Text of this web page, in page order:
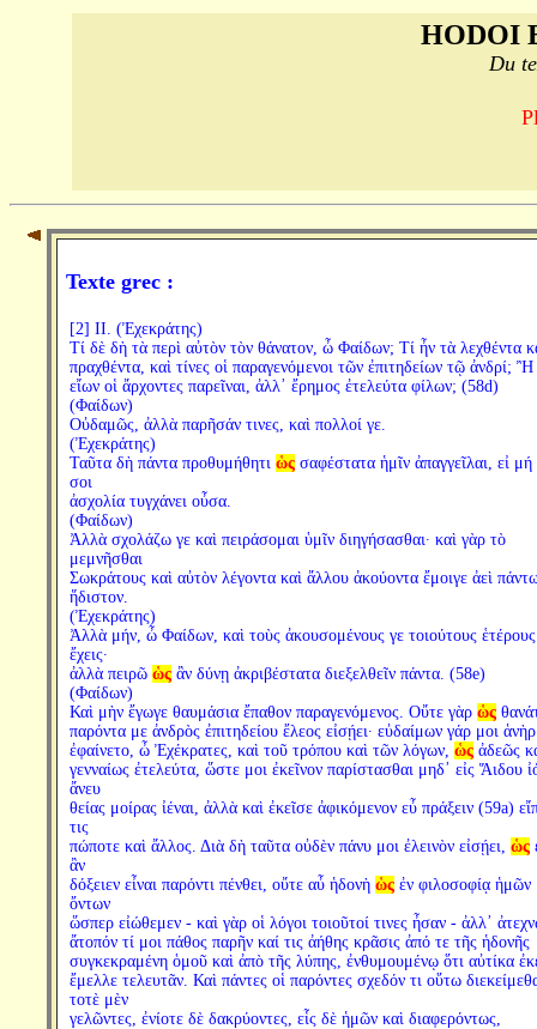
HODOI
Du
Texte grec :
[2] II. (Ἐχεκράτης)
Τί δὲ δὴ τὰ περὶ αὐτὸν τὸν θάνατον, ὦ Φαίδων; Τί ἦν τὰ λεχθέντα
πραχθέντα, καὶ τίνες οἱ παραγενόμενοι τῶν ἐπιτηδείων τῷ ἀνδρί;
εἴων οἱ ἄρχοντες παρεῖναι, ἀλλ᾽ ἔρημος ἐτελεύτα φίλων; (58d)
(Φαίδων)
Οὐδαμῶς, ἀλλὰ παρῆσάν τινες, καὶ πολλοί γε.
(Ἐχεκράτης)
Ταῦτα δὴ πάντα προθυμήθητι ὡςσαφέστατα ἡμῖν ἀπαγγεῖλαι, εἰ μή
σοι
ἀσχολία τυγχάνει οὖσα.
(Φαίδων)
Ἀλλὰ σχολάζω γε καὶ πειράσομαι ὑμῖν διηγήσασθαι· καὶ γὰρ τὸ
μεμνῆσθαι
Σωκράτους καὶ αὐτὸν λέγοντα καὶ ἄλλου ἀκούοντα ἔμοιγε ἀεὶ
ἥδιστον.
(Ἐχεκράτης)
Ἀλλὰ μήν, ὦ Φαίδων, καὶ τοὺς ἀκουσομένους γε τοιούτους ἑτέρους
ἔχεις·
ἀλλὰ πειρῶ ὡςἂν δύνῃ ἀκριβέστατα διεξελθεῖν πάντα. (58e)
(Φαίδων)
Καὶ μὴν ἔγωγε θαυμάσια ἔπαθον παραγενόμενος. Οὔτε γὰρ ὡς
παρόντα με ἀνδρὸς ἐπιτηδείου ἔλεος εἰσῄει· εὐδαίμων γάρ μοι ἁνὴρ
ἐφαίνετο, ὦ Ἐχέκρατες, καὶ τοῦ τρόπου καὶ τῶν λόγων, ὡςἀδεῶς
γενναίως ἐτελεύτα, ὥστε μοι ἐκεῖνον παρίστασθαι μηδ᾽ εἰς Ἅιδου
ἄνευ
θείας μοίρας ἰέναι, ἀλλὰ καὶ ἐκεῖσε ἀφικόμενον εὖ πράξειν (59a)
τις
πώποτε καὶ ἄλλος. Διὰ δὴ ταῦτα οὐδὲν πάνυ μοι ἐλεινὸν εἰσῄει, ὡς
ἂν
δόξειεν εἶναι παρόντι πένθει, οὔτε αὖ ἡδονὴ ὡςἐν φιλοσοφίᾳ ἡμῶν
ὄντων
ὥσπερ εἰώθεμεν - καὶ γὰρ οἱ λόγοι τοιοῦτοί τινες ἦσαν - ἀλλ᾽
ἄτοπόν τί μοι πάθος παρῆν καί τις ἀήθης κρᾶσις ἀπό τε τῆς ἡδονῆς
συγκεκραμένη ὁμοῦ καὶ ἀπὸ τῆς λύπης, ἐνθυμουμένῳ ὅτι αὐτίκα
ἔμελλε τελευτᾶν. Καὶ πάντες οἱ παρόντες σχεδόν τι οὕτω
τοτὲ μὲν
γελῶντες, ἐνίοτε δὲ δακρύοντες, εἷς δὲ ἡμῶν καὶ διαφερόντως,